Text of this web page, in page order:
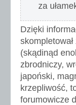
za
Dzięki
(skądinąd
zbrodniczy,
japoński,
krzepliwość,
forumowicze